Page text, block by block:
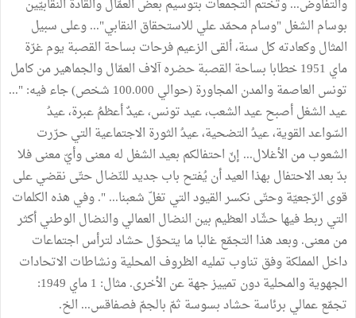
والتفاوض... وتختم التجمعات بتوسيم بعض العمّال والقادة النقابيّين
بوسام الشغل "وسام محمّد علي للاستحقاق النقابي"... وعلى سبيل
المثال وكعادته كل سنة، ألقى الزعيم فرحات بساحة القصبة يوم غرّة
ماي 1951 خطابا بساحة القصبة حضره آلاف العمّال والجماهير من كامل
تونس العاصمة والمدن المجاورة (حوالي 100.000 شخص) جاء فيه: "...
عيد الشغل أصبح عيد الشعب، عيد تونس، عيدٌ أعظمُ عبرة، عيدُ
السّواعد القوية، عيدُ التضحية، عيدُ الثورة الاجتماعية التي حرّرت
الشعوب من الأغلال... إنّ احتفالكم بعيد الشغل له معنى وأيّ معنى فلا
بدّ بعد الاحتفال بهذا العيد أن يُفتح باب جديد للنّضال حتّى نقضي على
قوى الرّجعيّة وحتّى نكسر القيود التي تغلّ شعبنا... ". وفي هذه الكلمات
التي ربط فيها حشّاد العظيم بين النضال العمالي والنضال الوطني أكثر
من معنى. وبعد هذا التجمّع غالبا ما يتحوّل حشاد لترأس اجتماعات
داخل المملكة وفق تناوب تمليه الظروف المحلية ونشاطات الاتحادات
الجهوية والمحلية دون تمييز جهة عن الأخرى. مثال: 1 ماي 1949:
تجمّع عمالي برئاسة حشاد بسوسة ثمّ بالجمّ فصفاقس... الخ.